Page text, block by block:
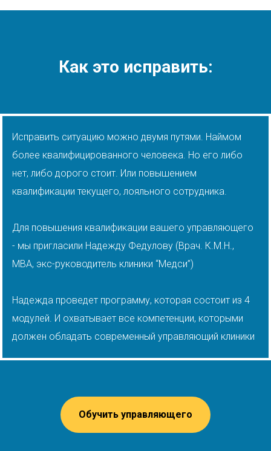
Как это исправить:
Исправить ситуацию можно двумя путями. Наймом
более квалифицированного человека. Но его либо
нет, либо дорого стоит. Или повышением
квалификации текущего, лояльного сотрудника.
Для повышения квалификации вашего управляющего
- мы пригласили Надежду Федулову (Врач. К.М.Н.,
MBA, экс-руководитель клиники “Медси”)
Надежда проведет программу, которая состоит из 4
модулей. И охватывает все компетенции, которыми
должен обладать современный управляющий клиники
Обучить управляющего